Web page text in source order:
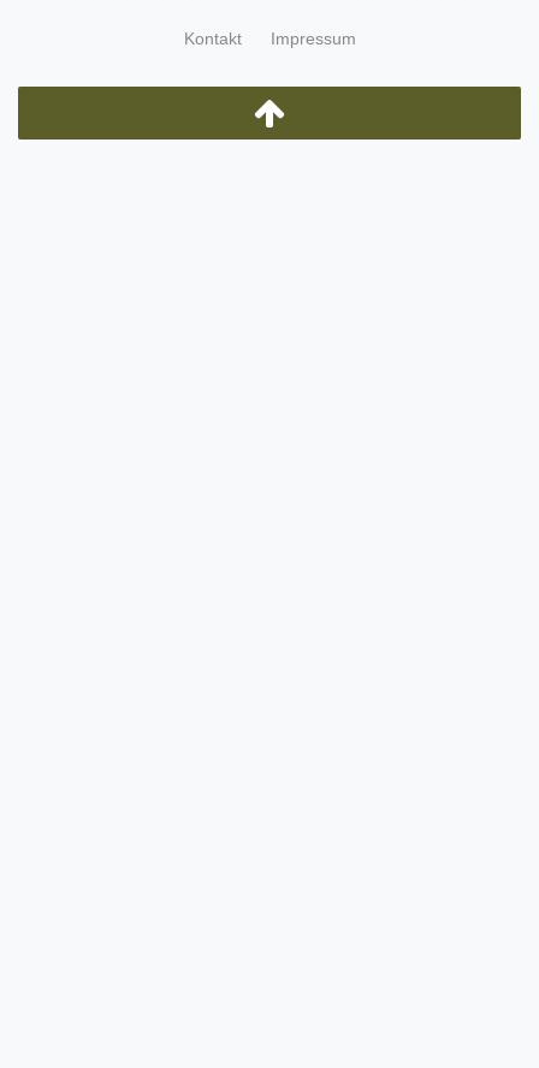
Kontakt Impressum